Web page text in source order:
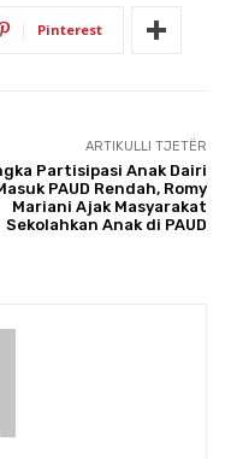
Pinterest
ARTIKULLI TJETËR
Partisipasi Anak Dairi
PAUD Rendah, Romy
Mariani Ajak Masyarakat
Sekolahkan Anak di PAUD